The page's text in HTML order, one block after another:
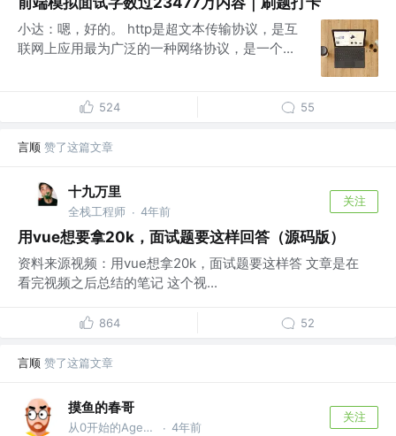
小达：嗯，好的。 http是超文本传输协议，是互
联网上应用最为广泛的一种网络协议，是一个...
524 55
言顺 赞了这篇文章
十九万里
全栈工程师 · 4年前
关注
用vue想要拿20k，面试题要这样回答（源码版）
资料来源视频：用vue想拿20k，面试题要这样答 文章是在
看完视频之后总结的笔记 这个视...
864 52
言顺 赞了这篇文章
摸鱼的春哥
从0开始的Agent之旅 · 4年前
关注